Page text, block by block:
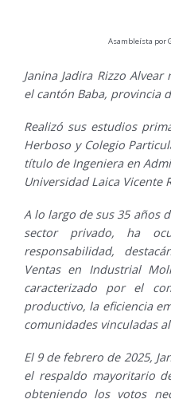
Asambleísta por
Janina Jadira Rizzo
el cantón Baba, provincia
Realizó sus estudios
Herboso y Colegio
título de Ingeniera en
Universidad Laica Vicente
A lo largo de sus 35 años
sector privado, ha
responsabilidad,
Ventas en Industrial
caracterizado por el
productivo, la eficiencia
comunidades vinculadas
El 9 de febrero de 2025,
el respaldo mayoritario
obteniendo los votos